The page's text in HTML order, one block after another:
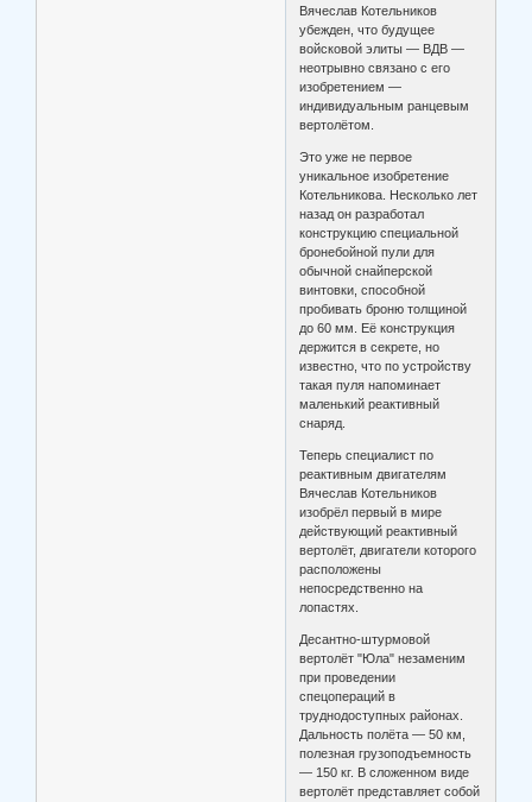
Вячеслав Котельников
убежден, что будущее
войсковой элиты — ВДВ —
неотрывно связано с его
изобретением —
индивидуальным ранцевым
вертолётом.
Это уже не первое
уникальное изобретение
Котельникова. Несколько лет
назад он разработал
конструкцию специальной
бронебойной пули для
обычной снайперской
винтовки, способной
пробивать броню толщиной
до 60 мм. Её конструкция
держится в секрете, но
известно, что по устройству
такая пуля напоминает
маленький реактивный
снаряд.
Теперь специалист по
реактивным двигателям
Вячеслав Котельников
изобрёл первый в мире
действующий реактивный
вертолёт, двигатели которого
расположены
непосредственно на
лопастях.
Десантно-штурмовой
вертолёт "Юла" незаменим
при проведении
спецопераций в
труднодоступных районах.
Дальность полёта — 50 км,
полезная грузоподъемность
— 150 кг. В сложенном виде
вертолёт представляет собой